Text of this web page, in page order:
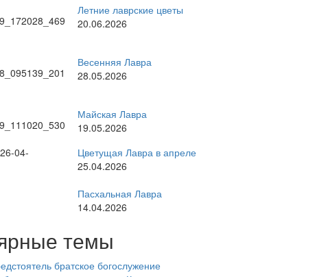
Летние лаврские цветы
20.06.2026
Весенняя Лавра
28.05.2026
Майская Лавра
19.05.2026
Цветущая Лавра в апреле
25.04.2026
Пасхальная Лавра
14.04.2026
темы
братское богослужение